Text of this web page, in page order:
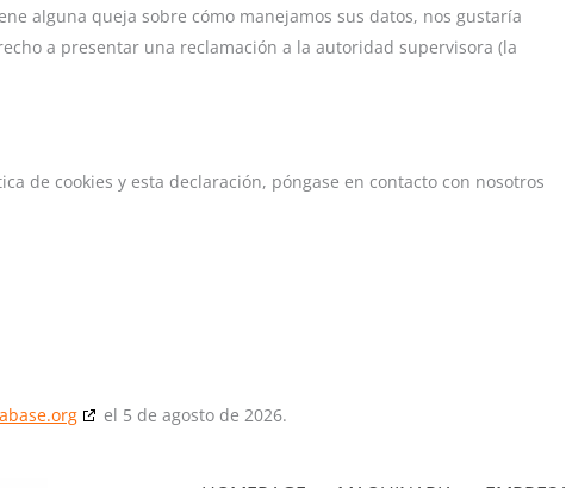
alguna queja sobre cómo manejamos sus datos, nos gustaría
a presentar una reclamación a la autoridad supervisora (la
de cookies y esta declaración, póngase en contacto con nosotros
el 5 de agosto de 2026.